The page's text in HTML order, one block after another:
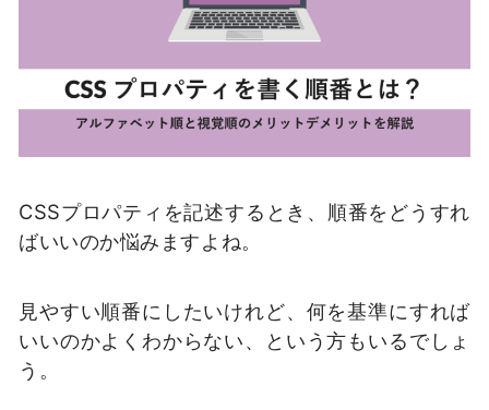
CSSプロパティを記述するとき、順番をどうすれ
ばいいのか悩みますよね。
見やすい順番にしたいけれど、何を基準にすれば
いいのかよくわからない、という方もいるでしょ
う。